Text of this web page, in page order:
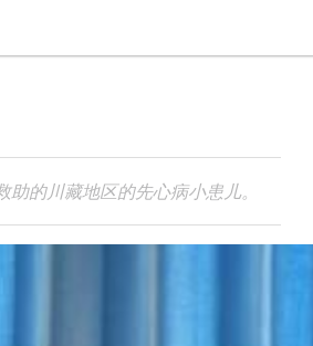
的川藏地区的先心病小患儿。